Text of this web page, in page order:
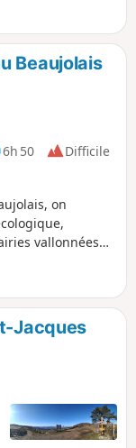
faunistique et
dans la zone
humides
entre dans le
Beaujolais
6h 50
Difficile
on
vallonnées
traversés
Cette étape
du Jura aux
et de
Jacques